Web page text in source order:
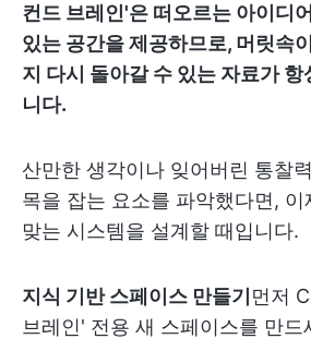
컨드 브레인'은 떠오르는 아이디
있는 공간을 제공하므로, 머릿속
지 다시 돌아갈 수 있는 자료가
니다.
산만한 생각이나 잊어버린 통찰
목을 잡는 요소를 파악했다면, 이
맞는 시스템을 설계할 때입니다.
지식 기반 스페이스 만들기 먼저
브레인' 전용 새 스페이스를 만드